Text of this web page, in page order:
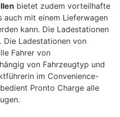
bietet zudem vorteilhafte
auch mit einem Lieferwagen
kann. Die Ladestationen
Die Ladestationen von
Fahrer von
von Fahrzeugtyp und
im Convenience-
Pronto Charge alle